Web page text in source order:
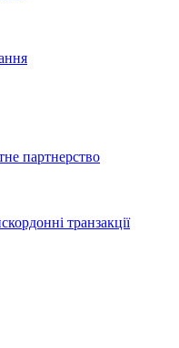
партнерство
транзакції